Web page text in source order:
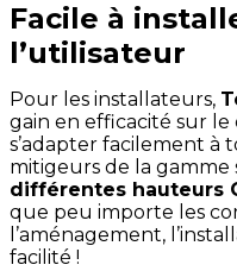
Facile à
l’utilisateur
Pour les installateurs,
gain en efficacité sur
s’adapter facilement à
mitigeurs de la gamme
différentes hauteurs
que peu importe les
l’aménagement,
facilité !